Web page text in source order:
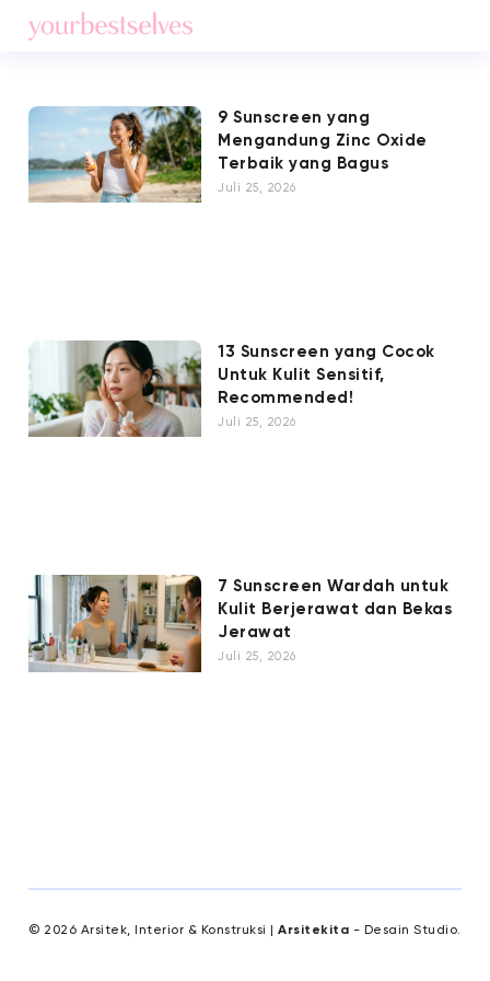
9 Sunscreen yang
Mengandung Zinc Oxide
Terbaik yang Bagus
Juli 25, 2026
13 Sunscreen yang Cocok
Untuk Kulit Sensitif,
Recommended!
Juli 25, 2026
7 Sunscreen Wardah untuk
Kulit Berjerawat dan Bekas
Jerawat
Juli 25, 2026
© 2026 Arsitek, Interior & Konstruksi |Arsitekita - Desain Studio.